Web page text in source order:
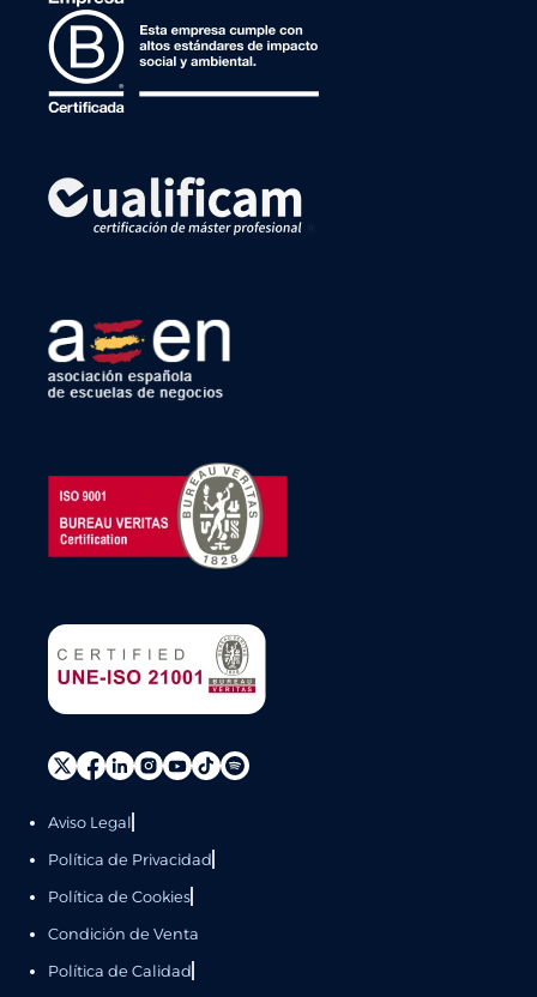
Aviso Legal
Política de Privacidad
Política de Cookies
Condición de Venta
Política de Calidad